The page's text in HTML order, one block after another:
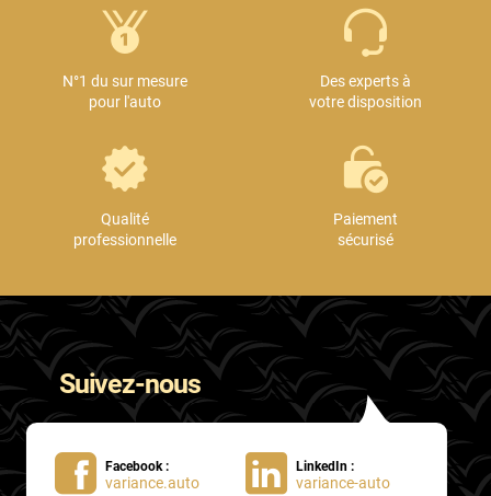
N°1 du sur mesure
pour l'auto
Des experts à
votre disposition
Qualité
professionnelle
Paiement
sécurisé
Suivez-nous
Facebook :
variance.auto
LinkedIn :
variance-auto